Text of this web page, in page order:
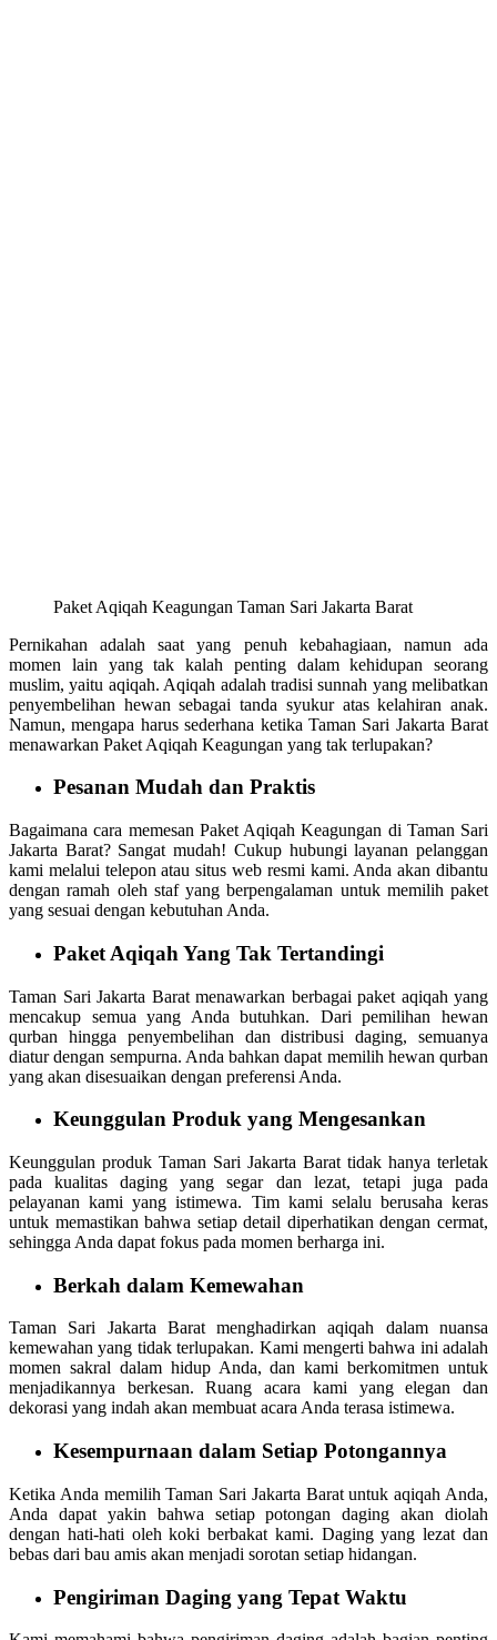
Paket Aqiqah Keagungan Taman Sari Jakarta Barat
Pernikahan adalah saat yang penuh kebahagiaan, namun ada
momen lain yang tak kalah penting dalam kehidupan seorang
muslim, yaitu aqiqah. Aqiqah adalah tradisi sunnah yang melibatkan
penyembelihan hewan sebagai tanda syukur atas kelahiran anak.
Namun, mengapa harus sederhana ketika Taman Sari Jakarta Barat
menawarkan Paket Aqiqah Keagungan yang tak terlupakan?
Pesanan Mudah dan Praktis
Bagaimana cara memesan Paket Aqiqah Keagungan di Taman Sari
Jakarta Barat? Sangat mudah! Cukup hubungi layanan pelanggan
kami melalui telepon atau situs web resmi kami. Anda akan dibantu
dengan ramah oleh staf yang berpengalaman untuk memilih paket
yang sesuai dengan kebutuhan Anda.
Paket Aqiqah Yang Tak Tertandingi
Taman Sari Jakarta Barat menawarkan berbagai paket aqiqah yang
mencakup semua yang Anda butuhkan. Dari pemilihan hewan
qurban hingga penyembelihan dan distribusi daging, semuanya
diatur dengan sempurna. Anda bahkan dapat memilih hewan qurban
yang akan disesuaikan dengan preferensi Anda.
Keunggulan Produk yang Mengesankan
Keunggulan produk Taman Sari Jakarta Barat tidak hanya terletak
pada kualitas daging yang segar dan lezat, tetapi juga pada
pelayanan kami yang istimewa. Tim kami selalu berusaha keras
untuk memastikan bahwa setiap detail diperhatikan dengan cermat,
sehingga Anda dapat fokus pada momen berharga ini.
Berkah dalam Kemewahan
Taman Sari Jakarta Barat menghadirkan aqiqah dalam nuansa
kemewahan yang tidak terlupakan. Kami mengerti bahwa ini adalah
momen sakral dalam hidup Anda, dan kami berkomitmen untuk
menjadikannya berkesan. Ruang acara kami yang elegan dan
dekorasi yang indah akan membuat acara Anda terasa istimewa.
Kesempurnaan dalam Setiap Potongannya
Ketika Anda memilih Taman Sari Jakarta Barat untuk aqiqah Anda,
Anda dapat yakin bahwa setiap potongan daging akan diolah
dengan hati-hati oleh koki berbakat kami. Daging yang lezat dan
bebas dari bau amis akan menjadi sorotan setiap hidangan.
Pengiriman Daging yang Tepat Waktu